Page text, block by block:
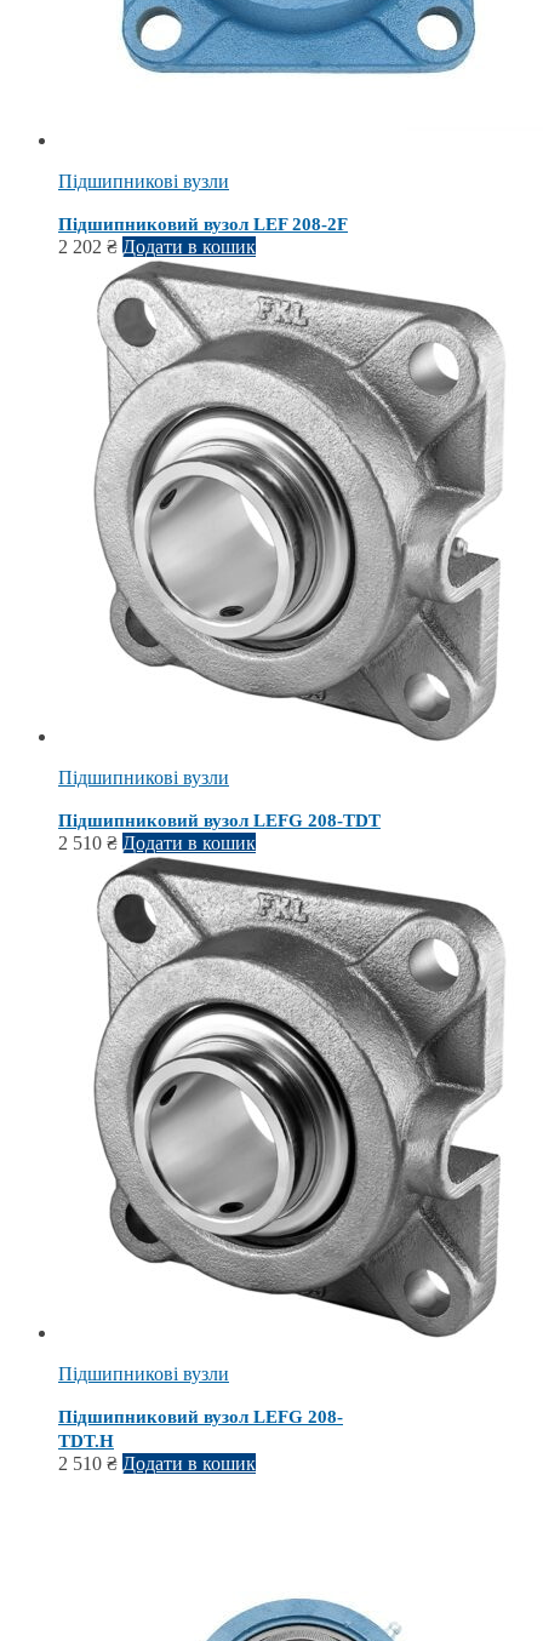
Підшипникові вузли
Підшипниковий вузол LEF 208-2F
2 202 ₴ Додати в кошик
Підшипникові вузли
Підшипниковий вузол LEFG 208-TDT
2 510 ₴ Додати в кошик
Підшипникові вузли
Підшипниковий вузол LEFG 208-
TDT.H
2 510 ₴ Додати в кошик